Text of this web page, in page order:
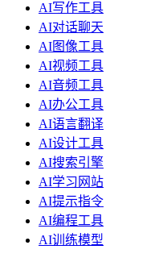
AI写作工具
AI对话聊天
AI图像工具
AI视频工具
AI音频工具
AI办公工具
AI语言翻译
AI设计工具
AI搜索引擎
AI学习网站
AI提示指令
AI编程工具
AI训练模型